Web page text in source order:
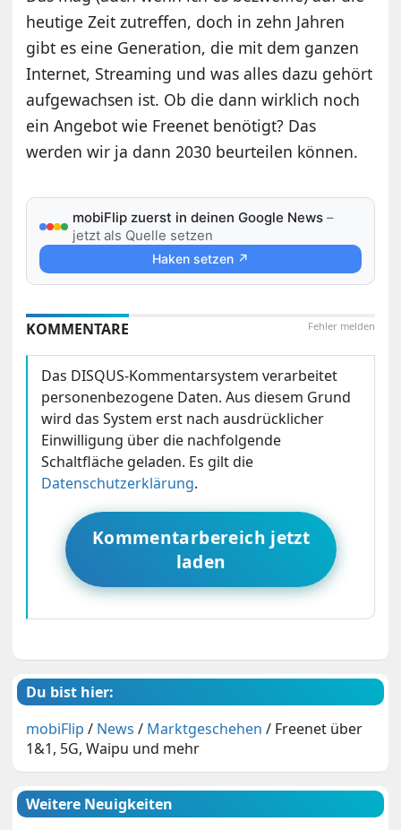
heutige Zeit zutreffen, doch in zehn Jahren
gibt es eine Generation, die mit dem ganzen
Internet, Streaming und was alles dazu gehört
aufgewachsen ist. Ob die dann wirklich noch
ein Angebot wie Freenet benötigt? Das
werden wir ja dann 2030 beurteilen können.
mobiFlip zuerst in deinen Google News –
jetzt als Quelle setzen
Haken setzen ↗
Fehler melden
KOMMENTARE
Das DISQUS-Kommentarsystem verarbeitet
personenbezogene Daten. Aus diesem Grund
wird das System erst nach ausdrücklicher
Einwilligung über die nachfolgende
Schaltfläche geladen. Es gilt die
Datenschutzerklärung.
Kommentarbereich jetzt
laden
Du bist hier:
mobiFlip / News / Marktgeschehen / Freenet über
1&1, 5G, Waipu und mehr
Weitere Neuigkeiten